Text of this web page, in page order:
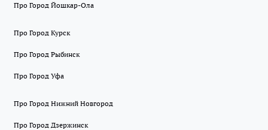
Про Город Йошкар-Ола
Про Город Курск
Про Город Рыбинск
Про Город Уфа
Про Город Нижний Новгород
Про Город Дзержинск